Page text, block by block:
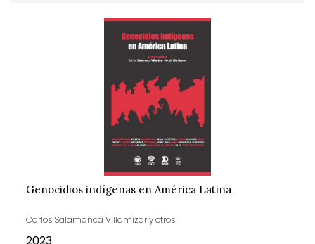
Genocidios indígenas en América Latina
Carlos Salamanca Villamizar y otros
2023